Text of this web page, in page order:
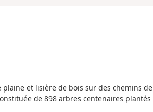
et lisière de bois sur des chemins de
de 898 arbres centenaires plantés